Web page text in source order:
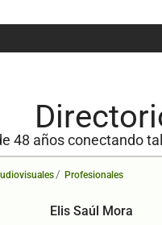
48 años conectando
/ Profesionales
Elis Saúl Mora